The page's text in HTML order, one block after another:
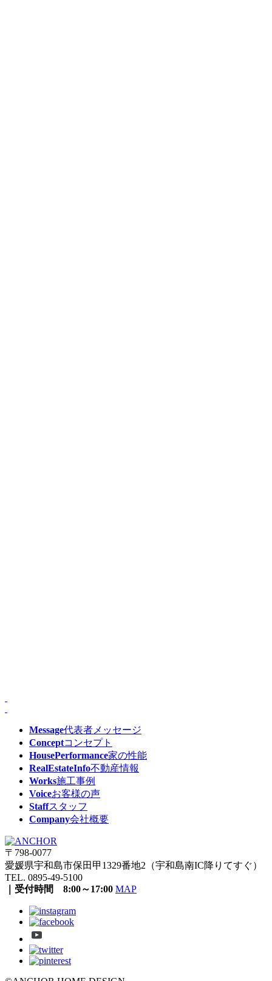
Message代表者メッセージ
Conceptコンセプト
HousePerformance家の性能
RealEstateInfo不動産情報
Works施工事例
Voiceお客様の声
Staffスタッフ
Company会社概要
〒798-0077
愛媛県宇和島市保田甲1329番地2（宇和島南IC降りてすぐ）
TEL. 0895-49-5100
｜受付時間 8:00～17:00 MAP